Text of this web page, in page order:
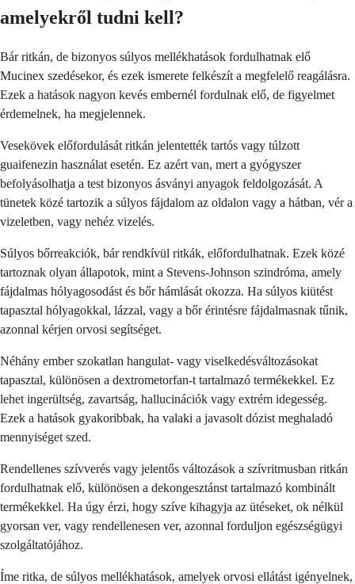
amelyekről tudni kell?
Bár ritkán, de bizonyos súlyos mellékhatások fordulhatnak elő
Mucinex szedésekor, és ezek ismerete felkészít a megfelelő reagálásra.
Ezek a hatások nagyon kevés embernél fordulnak elő, de figyelmet
érdemelnek, ha megjelennek.
Vesekövek előfordulását ritkán jelentették tartós vagy túlzott
guaifenezin használat esetén. Ez azért van, mert a gyógyszer
befolyásolhatja a test bizonyos ásványi anyagok feldolgozását. A
tünetek közé tartozik a súlyos fájdalom az oldalon vagy a hátban, vér a
vizeletben, vagy nehéz vizelés.
Súlyos bőrreakciók, bár rendkívül ritkák, előfordulhatnak. Ezek közé
tartoznak olyan állapotok, mint a Stevens-Johnson szindróma, amely
fájdalmas hólyagosodást és bőr hámlását okozza. Ha súlyos kiütést
tapasztal hólyagokkal, lázzal, vagy a bőr érintésre fájdalmasnak tűnik,
azonnal kérjen orvosi segítséget.
Néhány ember szokatlan hangulat- vagy viselkedésváltozásokat
tapasztal, különösen a dextrometorfan-t tartalmazó termékekkel. Ez
lehet ingerültség, zavartság, hallucinációk vagy extrém idegesség.
Ezek a hatások gyakoribbak, ha valaki a javasolt dózist meghaladó
mennyiséget szed.
Rendellenes szívverés vagy jelentős változások a szívritmusban ritkán
fordulhatnak elő, különösen a dekongesztánst tartalmazó kombinált
termékekkel. Ha úgy érzi, hogy szíve kihagyja az ütéseket, ok nélkül
gyorsan ver, vagy rendellenesen ver, azonnal forduljon egészségügyi
szolgáltatójához.
Íme ritka, de súlyos mellékhatások, amelyek orvosi ellátást igényelnek,